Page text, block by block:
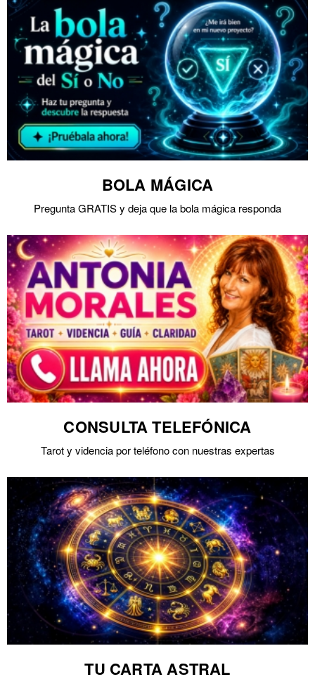
BOLA MÁGICA
Pregunta GRATIS y deja que la bola mágica responda
CONSULTA TELEFÓNICA
Tarot y videncia por teléfono con nuestras expertas
TU CARTA ASTRAL